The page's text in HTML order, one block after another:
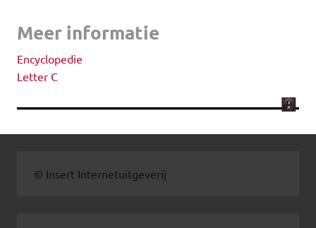
Meer informatie
Encyclopedie
Letter C
© Insert Internetuitgeverij